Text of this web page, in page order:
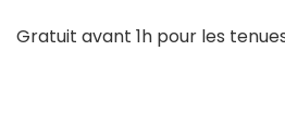
Gratuit avant 1h pour les